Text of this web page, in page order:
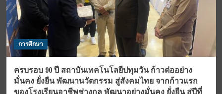
การศึกษา
ครบรอบ 90 ปี สถาบันเทคโนโลยีปทุมวัน ก้าวต่ออย่าง
มั่นคง ยั่งยืน พัฒนานวัตกรรม สู่สังคมไทย จากก้าวแรก
ของโรงเรียนอาชีพช่างกล พัฒนาอย่างมั่นคง ยั่งยืน สู่ปีที่